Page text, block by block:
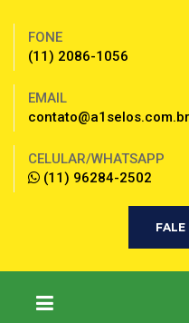
FONE
(11) 2086-1056
EMAIL
contato@a1selos.com.br
CELULAR/WHATSAPP
(11) 96284-2502
FALE